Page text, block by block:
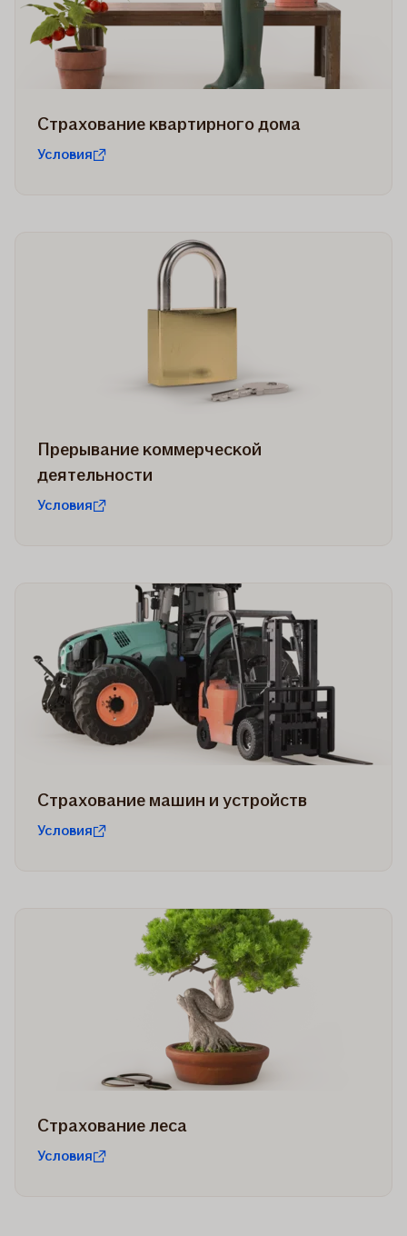
Страхование квартирного дома
Условия
Прерывание коммерческой
деятельности
Условия
Страхование машин и устройств
Условия
Страхование леса
Условия